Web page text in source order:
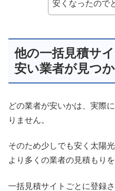
安くなったので
他の一括見積サ
安い業者が見つ
どの業者が安いかは、実際
りません。
そのため少しでも安く太陽
より多くの業者の見積もり
一括見積サイトごとに登録